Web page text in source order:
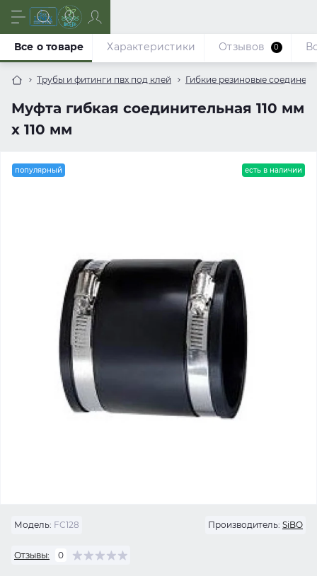
Трубы и фитинги пвх под клей Гибкие резиновые
Муфта гибкая соединительная 110 мм
х 110 мм
Все о товаре Характеристики Отзывов 0
популярный есть в наличии
Модель: FC128 Производитель: SiBO
Отзывы: 0